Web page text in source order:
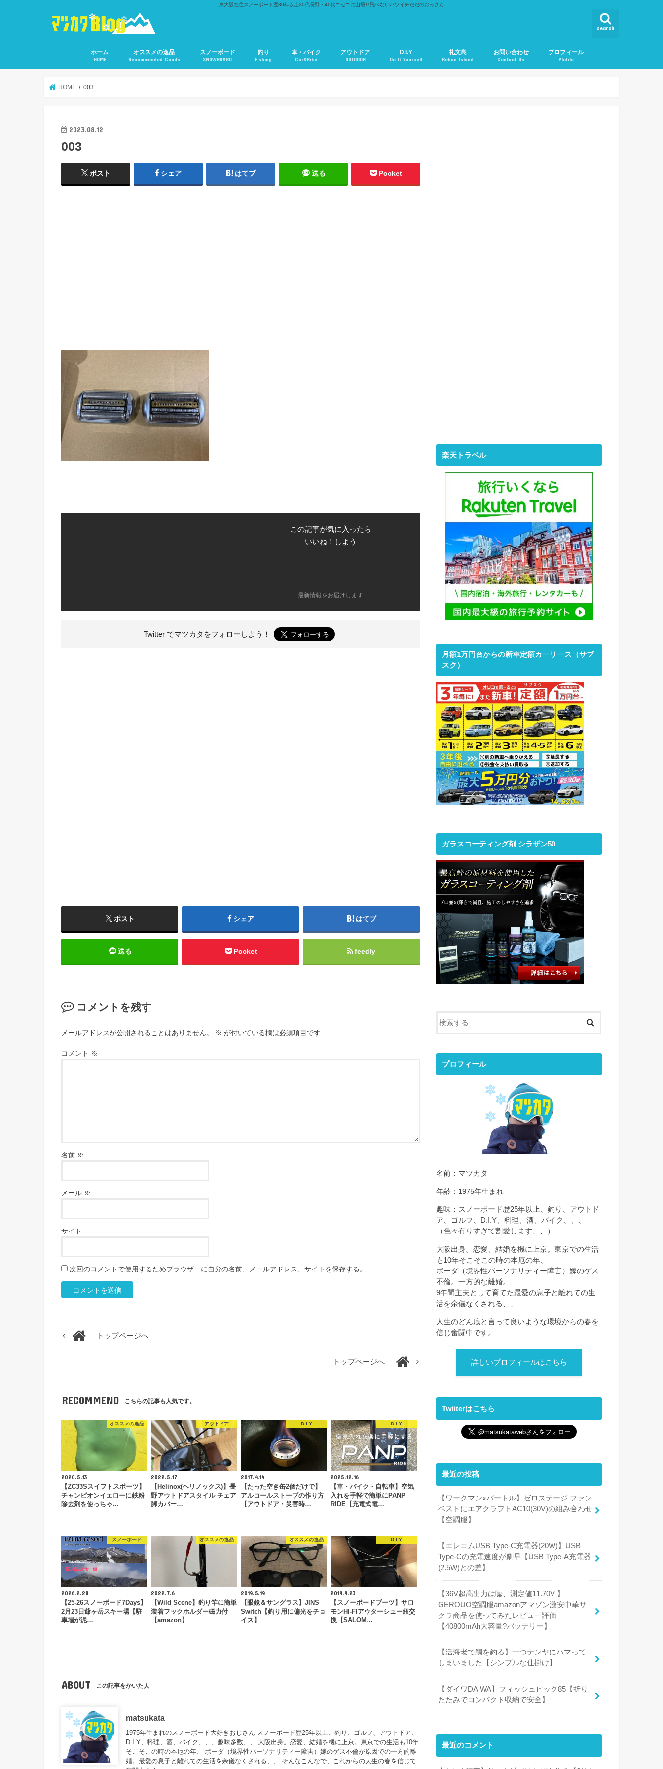
東大阪在住スノーボード歴30年以上20代長野・40代ニセコに山籠り飛べないバツイチだだのおっさん
search
ホーム
HOME
オススメの逸品
Recommended Goods
スノーボード
SNOWBOARD
釣り
Fishing
車・バイク
Car&Bike
アウトドア
OUTDOOR
D.I.Y
Do It Yourself
礼文島
Rebun Island
お問い合わせ
Contact Us
プロフィール
Plofile
HOME 003
2023.08.12
003
ポスト シェア はてブ 送る Pocket
この記事が気に入ったら
いいね！しよう
最新情報をお届けします
Twitter でマツカタをフォローしよう！
ポスト シェア はてブ
送る Pocket feedly
コメントを残す
メールアドレスが公開されることはありません。 ※ が付いている欄は必須項目です
コメント ※
名前 ※
メール ※
サイト
次回のコメントで使用するためブラウザーに自分の名前、メールアドレス、サイトを保存する。
トップページへ
トップページへ
RECOMMEND こちらの記事も人気です。
オススメの逸品
2020.5.13
【ZC33Sスイフトスポーツ】
チャンピオンイエローに鉄粉
除去剤を使っちゃ…
アウトドア
2022.5.17
【Helinox(ヘリノックス)】長
野アウトドアスタイル チェア
脚カバー…
D.I.Y
2017.4.14
【たった空き缶2個だけで】
アルコールストーブの作り方
【アウトドア・災害時…
D.I.Y
2025.12.16
【車・バイク・自転車】空気
入れを手軽で簡単にPANP
RIDE【充電式電…
スノーボード
2026.2.28
【25-26スノーボード7Days】
2月23日爺ヶ岳スキー場【駐
車場が泥…
オススメの逸品
2022.7.6
【Wild Scene】釣り竿に簡単
装着フックホルダー磁力付
【amazon】
オススメの逸品
2019.5.19
【眼鏡＆サングラス】JINS
Switch【釣り用に偏光をチョ
イス】
D.I.Y
2019.9.23
【スノーボードブーツ】サロ
モンHI-FIアウターシュー紐交
換【SALOM…
ABOUT この記事をかいた人
matsukata
1975年生まれのスノーボード大好きおじさん スノーボード歴25年以上、釣り、ゴルフ、アウトドア、
D.I.Y、料理、酒、バイク、、、趣味多数、、 大阪出身。恋愛、結婚を機に上京。東京での生活も10年
そこそこの時の本厄の年、 ボーダ（境界性パーソナリティー障害）嫁のゲス不倫が原因での一方的離
婚。最愛の息子と離れての生活を余儀なくされる、、 そんなこんなで、これからの人生の春を信じて
楽天トラベル
月額1万円台からの新車定額カーリース（サブ
スク）
ガラスコーティング剤 シラザン50
プロフィール
名前：マツカタ
年齢：1975年生まれ
趣味：スノーボード歴25年以上、釣り、アウトド
ア、ゴルフ、D.I.Y、料理、酒、バイク、、、
（色々有りすぎて割愛します、、）
大阪出身。恋愛、結婚を機に上京。東京での生活
も10年そこそこの時の本厄の年、
ボーダ（境界性パーソナリティー障害）嫁のゲス
不倫。一方的な離婚。
9年間主夫として育てた最愛の息子と離れての生
活を余儀なくされる、、
人生のどん底と言って良いような環境からの春を
信じ奮闘中です。
詳しいプロフィールはこちら
Twiiterはこちら
最近の投稿
【ワークマンxバートル】ゼロステージ ファン
ベストにエアクラフトAC10(30V)の組み合わせ
【空調服】
【エレコムUSB Type-C充電器(20W)】USB
Type-Cの充電速度が劇早【USB Type-A充電器
(2.5W)との差】
【36V超高出力は嘘、測定値11.70V 】
GEROUO空調服amazonアマゾン激安中華サ
クラ商品を使ってみたレビュー評価
【40800mAh大容量?バッテリー】
【活海老で鯛を釣る】一つテンヤにハマって
しまいました【シンプルな仕掛け】
【ダイワDAIWA】フィッシュピック85【折り
たたみでコンパクト収納で安全】
最近のコメント